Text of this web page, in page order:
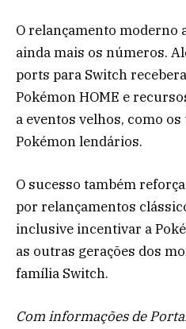
O relançamento
ainda mais os números.
ports para Switch
Pokémon HOME e
a eventos velhos, como
Pokémon lendários.
O sucesso também
por relançamentos
inclusive incentivar a
as outras gerações dos
família Switch.
Com informações de